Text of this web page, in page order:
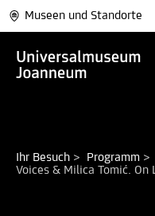
Museen und Standorte
Ihr Besuch > Programm >
Voices & Milica Tomić.